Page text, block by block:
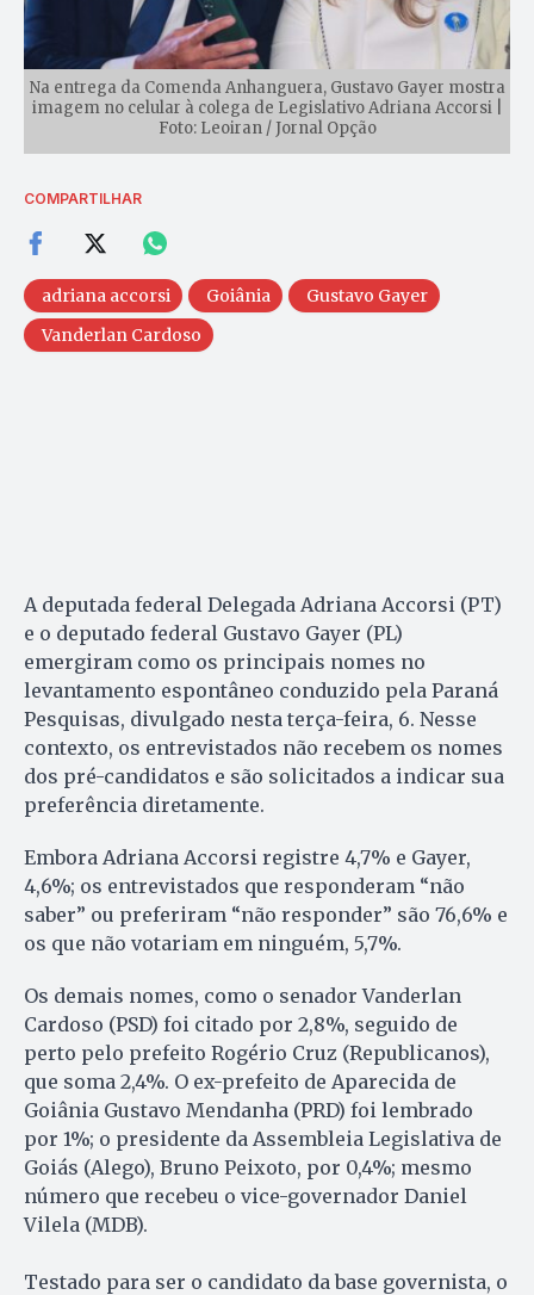
Na entrega da Comenda Anhanguera, Gustavo Gayer mostra
imagem no celular à colega de Legislativo Adriana Accorsi |
Foto: Leoiran / Jornal Opção
COMPARTILHAR
adriana accorsi Goiânia
Gustavo Gayer
Vanderlan Cardoso
A deputada federal Delegada Adriana Accorsi (PT)
e o deputado federal Gustavo Gayer (PL)
emergiram como os principais nomes no
levantamento espontâneo conduzido pela Paraná
Pesquisas, divulgado nesta terça-feira, 6. Nesse
contexto, os entrevistados não recebem os nomes
dos pré-candidatos e são solicitados a indicar sua
preferência diretamente.
Embora Adriana Accorsi registre 4,7% e Gayer,
4,6%; os entrevistados que responderam “não
saber” ou preferiram “não responder” são 76,6% e
os que não votariam em ninguém, 5,7%.
Os demais nomes, como o senador Vanderlan
Cardoso (PSD) foi citado por 2,8%, seguido de
perto pelo prefeito Rogério Cruz (Republicanos),
que soma 2,4%. O ex-prefeito de Aparecida de
Goiânia Gustavo Mendanha (PRD) foi lembrado
por 1%; o presidente da Assembleia Legislativa de
Goiás (Alego), Bruno Peixoto, por 0,4%; mesmo
número que recebeu o vice-governador Daniel
Vilela (MDB).
Testado para ser o candidato da base governista, o